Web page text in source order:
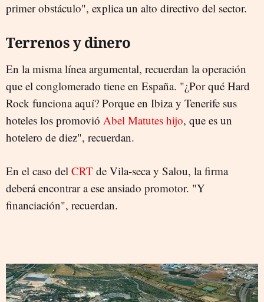
primer obstáculo", explica un alto directivo del sector.
Terrenos y dinero
En la misma línea argumental, recuerdan la operación
que el conglomerado tiene en España. "¿Por qué Hard
Rock funciona aquí? Porque en Ibiza y Tenerife sus
hoteles los promovió Abel Matutes hijo, que es un
hotelero de diez", recuerdan.
En el caso del CRT de Vila-seca y Salou, la firma
deberá encontrar a ese ansiado promotor. "Y
financiación", recuerdan.